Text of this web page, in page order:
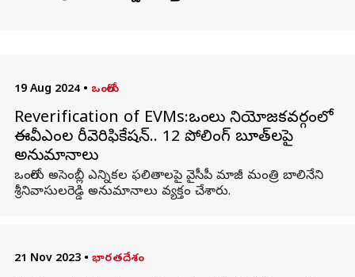
19 Aug 2024 • ఒంగోలు
Reverification of EVMs:ఒంగోలు నియోజకవర్గంలో
ఈవీఎంల రీవెరిఫికేషన్.. 12 పోలింగ్ బూత్‌లపై
అనుమానాలు
ఒంగోలు అసెంబ్లీ ఎన్నికల ఫలితాలపై వైసీపీ మాజీ మంత్రి బాలినేని
శ్రీనివాసులరెడ్డి అనుమానాలు వ్యక్తం చేశారు.
21 Nov 2023 • భారతదేశం